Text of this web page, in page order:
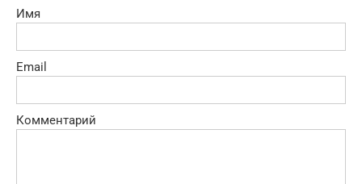
Имя
Email
Комментарий